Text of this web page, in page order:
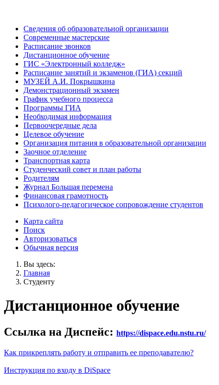
Сведения об образовательной организации
Современные мастерские
Расписание звонков
Дистанционное обучение
ГИС «Электронный колледж»
Расписание занятий и экзаменов (ГИА) секций
МУЗЕЙ А.И. Покрышкина
Демонстрационный экзамен
График учебного процесса
Программы ГИА
Необходимая информация
Первоочередные дела
Целевое обучение
Организация питания в образовательной организации
Заочное отделение
Транспортная карта
Студенческий совет и план работы
Родителям
Журнал Большая перемена
Финансовая грамотность
Психолого-педагогическое сопровождение студентов
Карта сайта
Поиск
Авторизоваться
Обычная версия
Вы здесь:
Главная
Студенту
Дистанционное обучение
Ссылка на Диспейс: https://dispace.edu.nstu.ru/
Как прикреплять работу и отправить ее преподавателю?
Инструкция по входу в DiSpace